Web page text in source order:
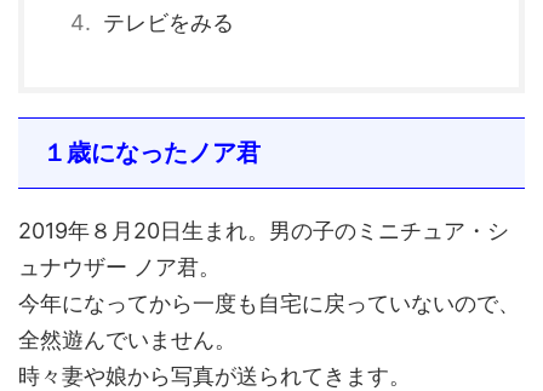
テレビをみる
１歳になったノア君
2019年８月20日生まれ。男の子のミニチュア・シ
ュナウザー ノア君。
今年になってから一度も自宅に戻っていないので、
全然遊んでいません。
時々妻や娘から写真が送られてきます。